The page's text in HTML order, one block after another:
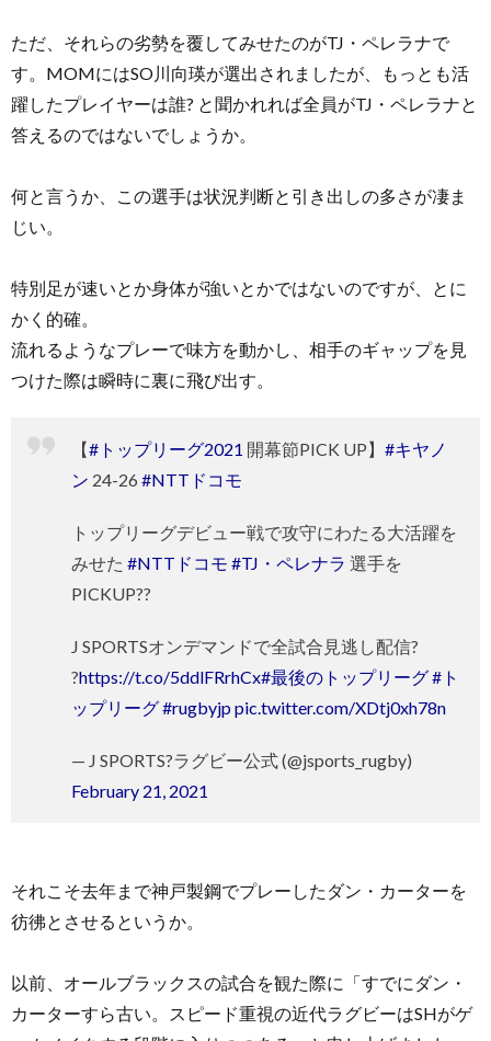
ただ、それらの劣勢を覆してみせたのがTJ・ペレラナで
す。MOMにはSO川向瑛が選出されましたが、もっとも活
躍したプレイヤーは誰? と聞かれれば全員がTJ・ペレラナと
答えるのではないでしょうか。
何と言うか、この選手は状況判断と引き出しの多さが凄ま
じい。
特別足が速いとか身体が強いとかではないのですが、とに
かく的確。
流れるようなプレーで味方を動かし、相手のギャップを見
つけた際は瞬時に裏に飛び出す。
【#トップリーグ2021 開幕節PICK UP】 #キヤノ
ン 24-26 #NTTドコモ
トップリーグデビュー戦で攻守にわたる大活躍を
みせた #NTTドコモ #TJ・ペレナラ 選手を
PICKUP??
J SPORTSオンデマンドで全試合見逃し配信?
?https://t.co/5ddlFRrhCx#最後のトップリーグ#ト
ップリーグ#rugbyjp pic.twitter.com/XDtj0xh78n
— J SPORTS?ラグビー公式 (@jsports_rugby)
February 21, 2021
それこそ去年まで神戸製鋼でプレーしたダン・カーターを
彷彿とさせるというか。
以前、オールブラックスの試合を観た際に「すでにダン・
カーターすら古い。スピード重視の近代ラグビーはSHがゲ